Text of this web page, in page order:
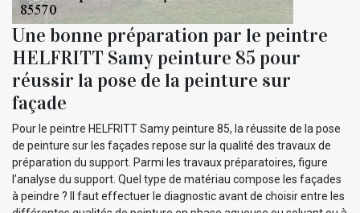
Une bonne préparation par le peintre
HELFRITT Samy peinture 85 pour
réussir la pose de la peinture sur
façade
Pour le peintre HELFRITT Samy peinture 85, la réussite de la pose
de peinture sur les façades repose sur la qualité des travaux de
préparation du support. Parmi les travaux préparatoires, figure
l’analyse du support. Quel type de matériau compose les façades
à peindre ? Il faut effectuer le diagnostic avant de choisir entre les